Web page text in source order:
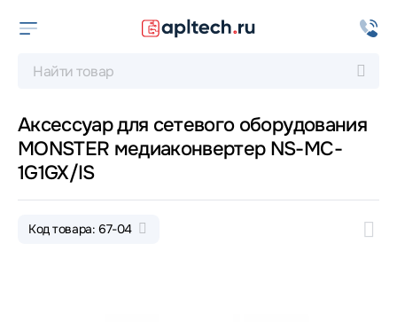
Аксессуар для сетевого оборудования
MONSTER медиаконвертер NS-MC-
1G1GX/IS
Код товара: 67-04